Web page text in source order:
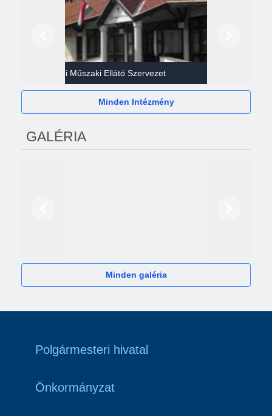
Gazdasági Műszaki Ellátó Szervezet
Minden Intézmény
GALÉRIA
Minden galéria
Polgármesteri hivatal
Önkormányzat